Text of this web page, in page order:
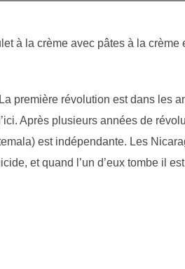
à la crème avec pâtes à la crème
première révolution est dans les
Après plusieurs années de
est indépendante. Les
et quand l’un d’eux tombe il